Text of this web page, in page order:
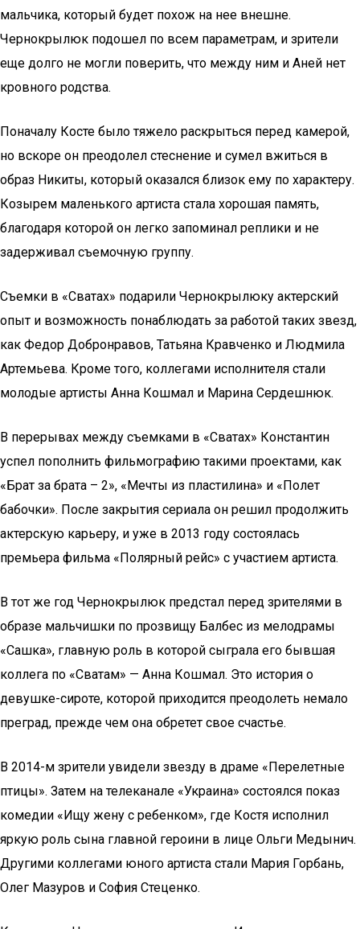
мальчика, который будет похож на нее внешне.
Чернокрылюк подошел по всем параметрам, и зрители
еще долго не могли поверить, что между ним и Аней нет
кровного родства.
Поначалу Косте было тяжело раскрыться перед камерой,
но вскоре он преодолел стеснение и сумел вжиться в
образ Никиты, который оказался близок ему по характеру.
Козырем маленького артиста стала хорошая память,
благодаря которой он легко запоминал реплики и не
задерживал съемочную группу.
Съемки в «Сватах» подарили Чернокрылюку актерский
опыт и возможность понаблюдать за работой таких звезд,
как Федор Добронравов, Татьяна Кравченко и Людмила
Артемьева. Кроме того, коллегами исполнителя стали
молодые артисты Анна Кошмал и Марина Сердешнюк.
В перерывах между съемками в «Сватах» Константин
успел пополнить фильмографию такими проектами, как
«Брат за брата – 2», «Мечты из пластилина» и «Полет
бабочки». После закрытия сериала он решил продолжить
актерскую карьеру, и уже в 2013 году состоялась
премьера фильма «Полярный рейс» с участием артиста.
В тот же год Чернокрылюк предстал перед зрителями в
образе мальчишки по прозвищу Балбес из мелодрамы
«Сашка», главную роль в которой сыграла его бывшая
коллега по «Сватам» — Анна Кошмал. Это история о
девушке-сироте, которой приходится преодолеть немало
преград, прежде чем она обретет свое счастье.
В 2014-м зрители увидели звезду в драме «Перелетные
птицы». Затем на телеканале «Украина» состоялся показ
комедии «Ищу жену с ребенком», где Костя исполнил
яркую роль сына главной героини в лице Ольги Медынич.
Другими коллегами юного артиста стали Мария Горбань,
Олег Мазуров и София Стеценко.